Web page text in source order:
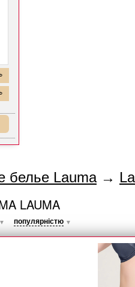
белье Lauma→
LAUMA
▼ популярністю ▼